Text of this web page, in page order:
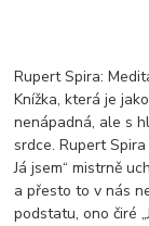
Rupert Spira:
Knížka, která je
nenápadná, ale s
srdce. Rupert
Já jsem“ mistrně
a přesto to v nás
podstatu, ono čiré